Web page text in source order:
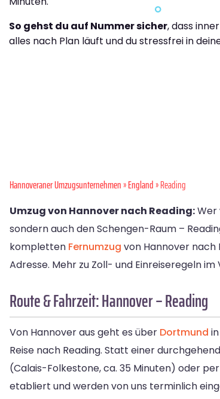
So gehst du auf Nummer sicher, dass
alles nach Plan läuft und du stressfrei in
Hannoveraner Umzugsunternehmen»England» Reading
Umzug von Hannover nach Reading:Wer
sondern auch den Schengen-Raum –
kompletten Fernumzug von Hannover nach
Adresse. Mehr zu Zoll- und Einreiseregeln
Route & Fahrzeit: Hannover – Reading
Von Hannover aus geht es über Dortmund
Reise nach Reading. Statt einer
(Calais-Folkestone, ca. 35 Minuten) oder
etabliert und werden von uns terminlich